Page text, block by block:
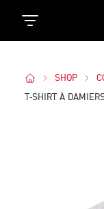
SHOP
T-SHIRT À